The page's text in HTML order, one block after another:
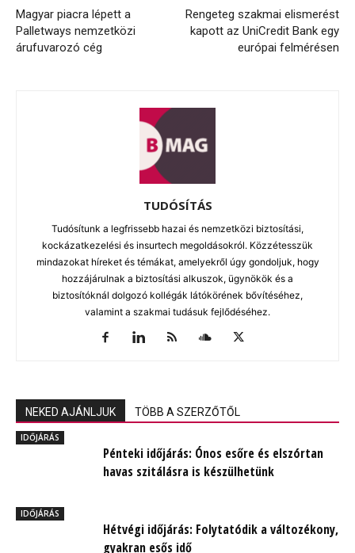
Magyar piacra lépett a
Palletways nemzetközi
árufuvarozó cég
Rengeteg szakmai elismerést
kapott az UniCredit Bank egy
európai felmérésen
TUDÓSÍTÁS
Tudósítunk a legfrissebb hazai és nemzetközi biztosítási,
kockázatkezelési és insurtech megoldásokról. Közzétesszük
mindazokat híreket és témákat, amelyekről úgy gondoljuk, hogy
hozzájárulnak a biztosítási alkuszok, ügynökök és a
biztosítóknál dolgozó kollégák látókörének bővítéséhez,
valamint a szakmai tudásuk fejlődéséhez.
NEKED AJÁNLJUK TÖBB A SZERZŐTŐL
IDŐJÁRÁS
Pénteki időjárás: Ónos esőre és elszórtan
havas szitálásra is készülhetünk
IDŐJÁRÁS
Hétvégi időjárás: Folytatódik a változékony,
gyakran esős idő